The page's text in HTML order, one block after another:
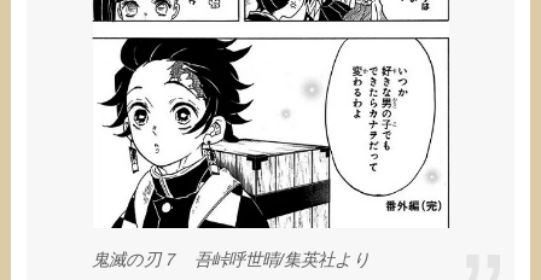
鬼滅の刃７ 吾峠呼世晴/集英社より